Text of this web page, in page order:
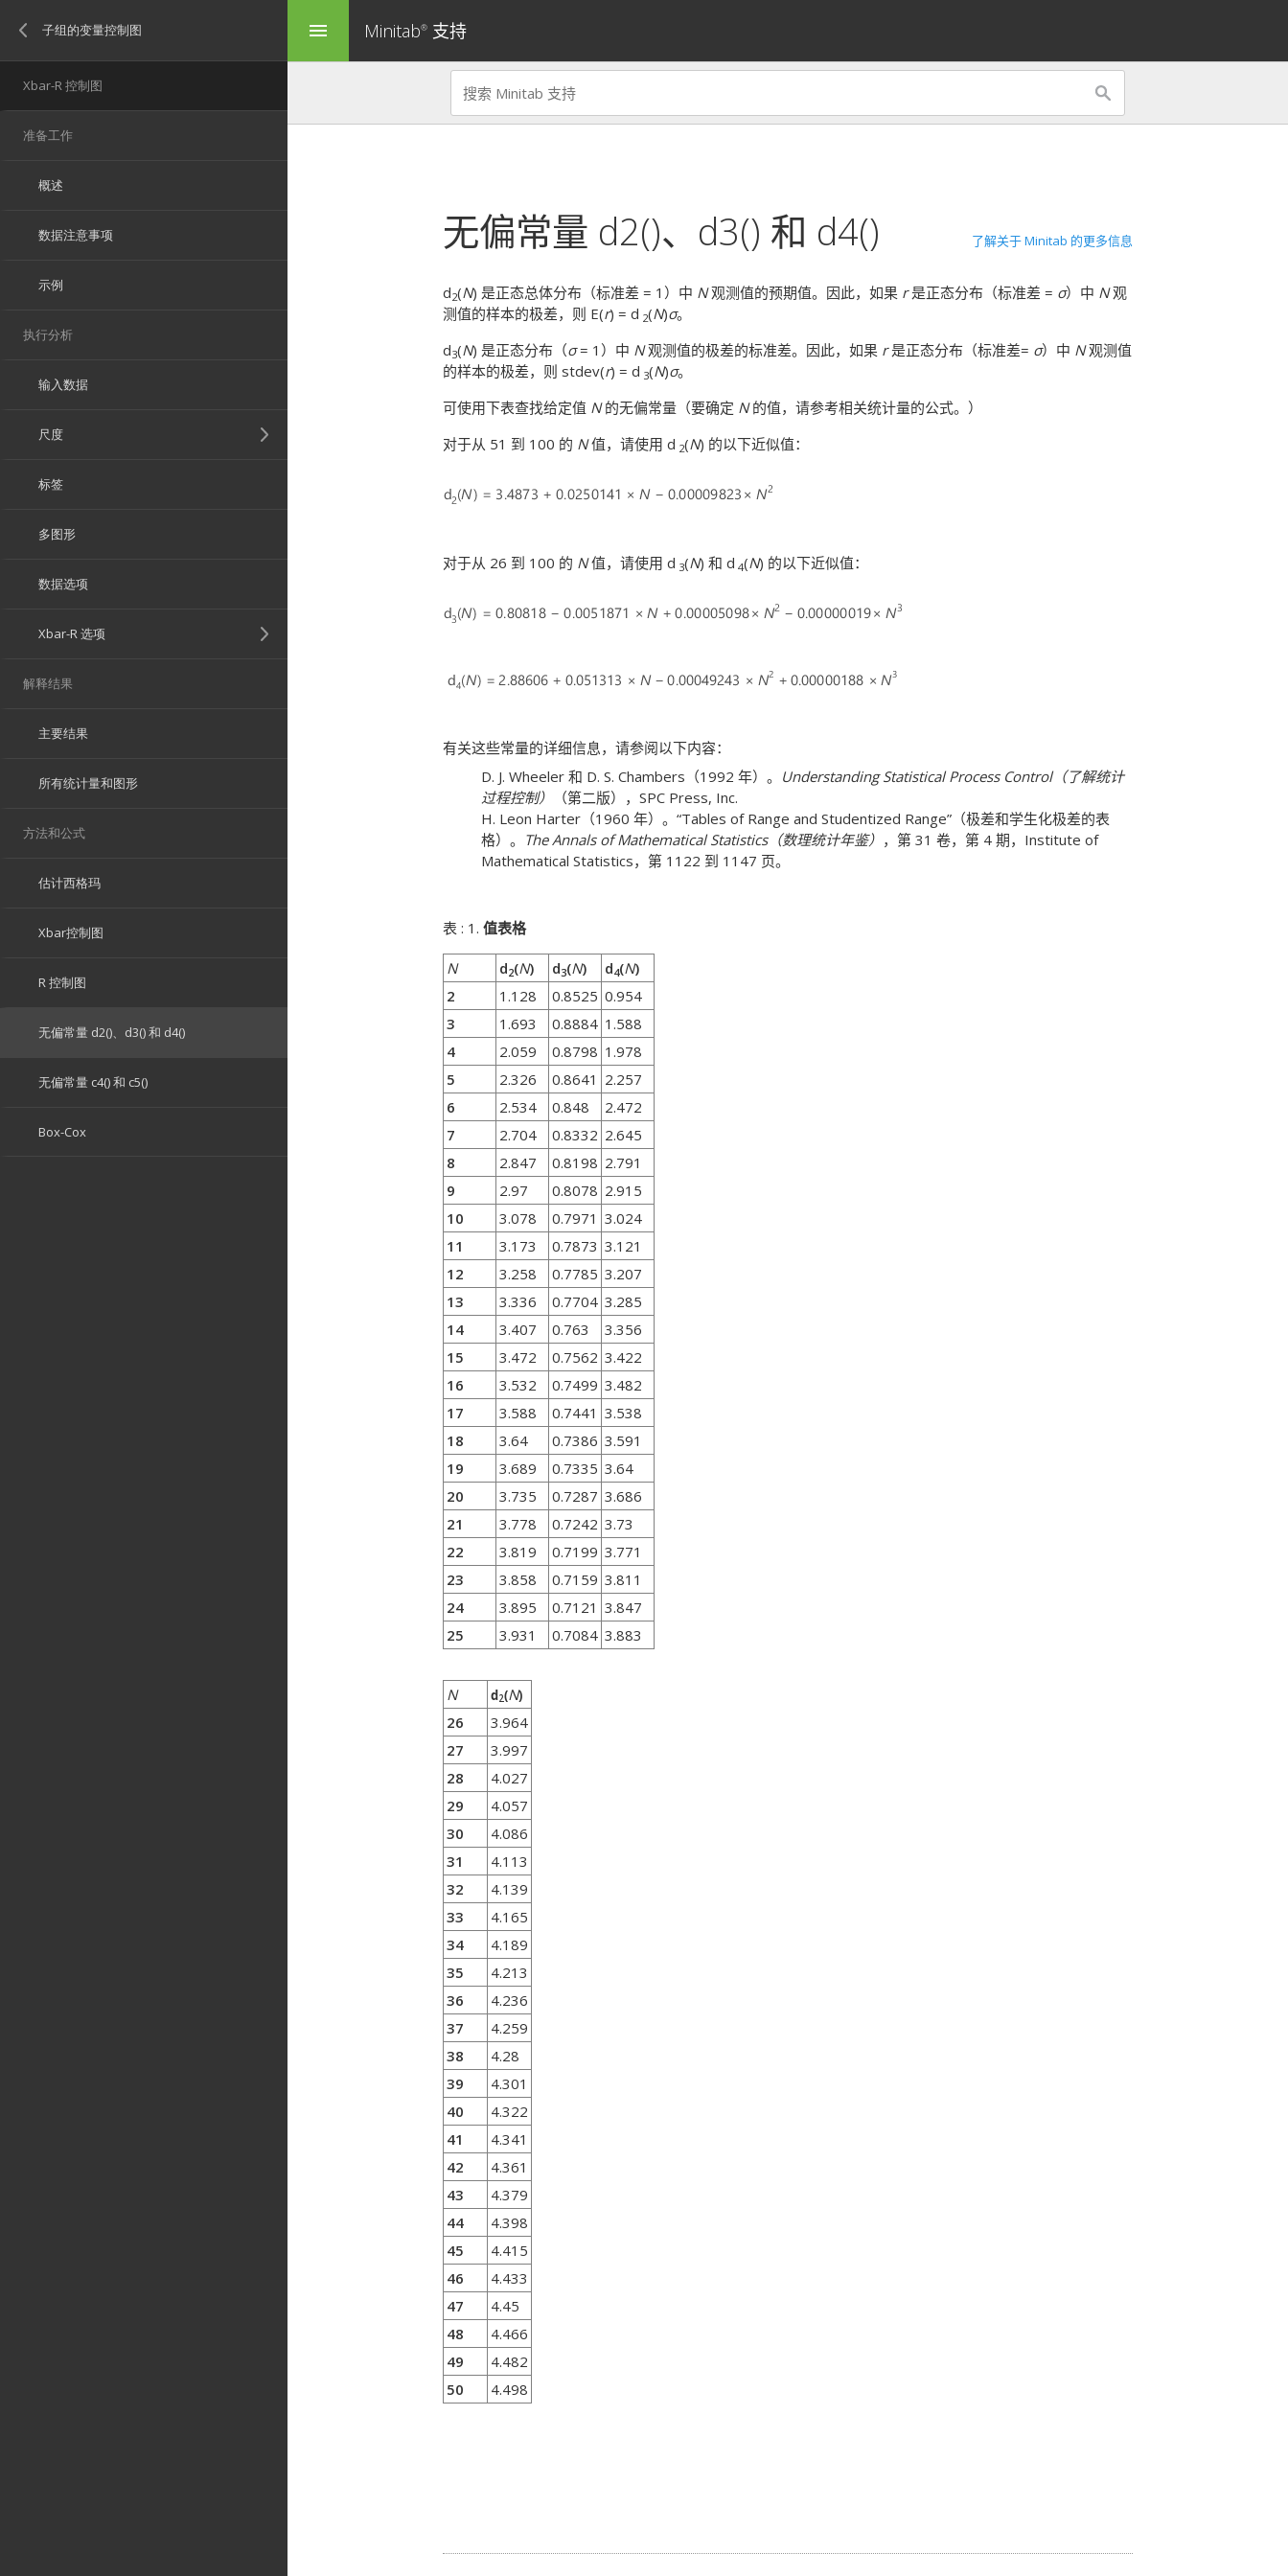
menu Minitab® 支持
无偏常量 d2()、d3() 和 d4() 了解关于 Minitab 的更多信息
d2(N) 是正态总体分布（标准差 = 1）中 N观测值的预期值。因此，如果 r是正态分布（标准差 = σ）中 N观
测值的样本的极差，则 E(r) = d 2(N)σ。
d3(N) 是正态分布（σ= 1）中 N观测值的极差的标准差。因此，如果 r是正态分布（标准差= σ）中 N观测值
的样本的极差，则 stdev(r) = d 3(N)σ。
可使用下表查找给定值 N的无偏常量（要确定 N的值，请参考相关统计量的公式。）
对于从 51 到 100 的 N值，请使用 d 2(N) 的以下近似值：
对于从 26 到 100 的 N值，请使用 d 3(N) 和 d 4(N) 的以下近似值：
有关这些常量的详细信息，请参阅以下内容：
D. J. Wheeler 和 D. S. Chambers（1992 年）。 Understanding Statistical Process Control（了解统计
过程控制）
（第二版），SPC Press, Inc.
H. Leon Harter（1960 年）。“Tables of Range and Studentized Range”（极差和学生化极差的表
格）。 The Annals of Mathematical Statistics（数理统计年鉴） ，第 31 卷，第 4 期，Institute of
Mathematical Statistics，第 1122 到 1147 页。
表 : 1. 值表格
N d2(N) d3(N) d4(N)
2
1.128 0.8525 0.954
3
1.693 0.8884 1.588
4
2.059 0.8798 1.978
5
2.326 0.8641 2.257
6
2.534 0.848
2.472
7
2.704 0.8332 2.645
8
2.847 0.8198 2.791
9
2.97 0.8078 2.915
10
3.078 0.7971 3.024
11
3.173 0.7873 3.121
12
3.258 0.7785 3.207
13
3.336 0.7704 3.285
14
3.407 0.763
3.356
15
3.472 0.7562 3.422
16
3.532 0.7499 3.482
17
3.588 0.7441 3.538
18
3.64 0.7386 3.591
19
3.689 0.7335 3.64
20
3.735 0.7287 3.686
21
3.778 0.7242 3.73
22
3.819 0.7199 3.771
23
3.858 0.7159 3.811
24
3.895 0.7121 3.847
25
3.931 0.7084 3.883
N d2(N)
26
3.964
27
3.997
28
4.027
29
4.057
30
4.086
31
4.113
32
4.139
33
4.165
34
4.189
35
4.213
36
4.236
37
4.259
38
4.28
39
4.301
40
4.322
41
4.341
42
4.361
43
4.379
44
4.398
45
4.415
46
4.433
47
4.45
48
4.466
49
4.482
50
4.498